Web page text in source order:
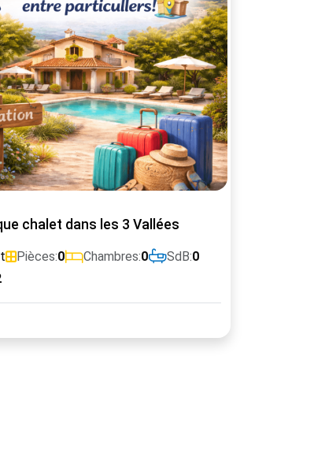
chalet dans les 3 Vallées
Pièces:0 Chambres:0 SdB:0